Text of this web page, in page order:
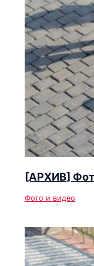
[АРХИВ]
Фото и видео